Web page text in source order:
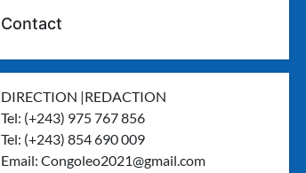
Contact
DIRECTION |REDACTION
Tel: (+243) 975 767 856
Tel: (+243) 854 690 009
Email:Congoleo2021@gmail.com